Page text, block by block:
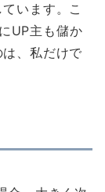
います。こ
UP主も儲か
、私だけで